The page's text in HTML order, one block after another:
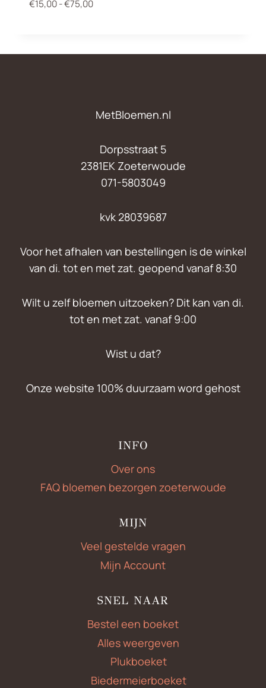
€15,00-€75,00Prijsklasse:
MetBloemen.nl
Dorpsstraat 5
2381EK Zoeterwoude
071-5803049
kvk 28039687
Voor het afhalen van bestellingen is de winkel
van di. tot en met zat. geopend vanaf 8:30
Wilt u zelf bloemen uitzoeken? Dit kan van di.
tot en met zat. vanaf 9:00
Wist u dat?
Onze website 100% duurzaam word gehost
INFO
Over ons
FAQ bloemen bezorgen zoeterwoude
MIJN
Veel gestelde vragen
Mijn Account
SNEL NAAR
Bestel een boeket
Alles weergeven
Plukboeket
Biedermeierboeket